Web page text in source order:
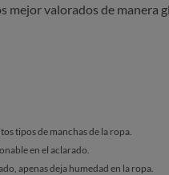
mejor valorados de manera
tipos de manchas de la ropa.
en el aclarado.
apenas deja humedad en la ropa.